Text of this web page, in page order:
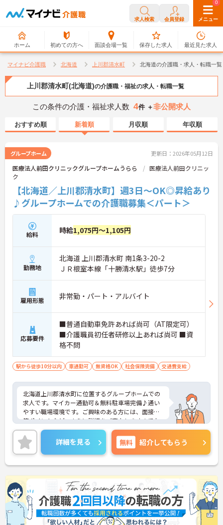
求人検索 会員登録 メニュー
ホーム 初めての方へ 面談会場一覧
0
保存した求人
0
最近見た求人
マイナビ介護職 北海道 上川郡清水町 北海道の介護職・求人・転職一覧
上川郡清水町(北海道)の介護職・福祉の求人・転職一覧
この条件の介護・福祉求人数 4件 ＋非公開求人
おすすめ順 新着順 月収順 年収順
グループホーム 更新日：2026年05月12日
医療法人前田クリニックグループホームうらら
医療法人前田クリニッ
ク
【北海道／上川郡清水町】週3日～OK◎昇給あり
♪グループホームでの介護職募集＜パート＞
給料 時給1,075円～1,105円
勤務地
北海道 上川郡清水町 南1条3-20-2
ＪＲ根室本線「十勝清水駅」徒歩7分
雇用形態 非常勤・パート・アルバイト
応募要件
■普通自動車免許あれば尚可（AT限定可）
■介護職員初任者研修以上あれば尚可 ■資
格不問
駅から徒歩10分以内 車通勤可 無資格OK 社会保険完備 交通費支給
北海道上川郡清水町に位置するグループホームでの
求人です。マイカー通勤可＆無料駐車場完備♪通い
やすい職場環境です。ご興味のある方には、面接対
策ポイントなど、さらに詳細をご案内しますのでお
気軽にご相談ください！
詳細を見る 無料 紹介してもらう